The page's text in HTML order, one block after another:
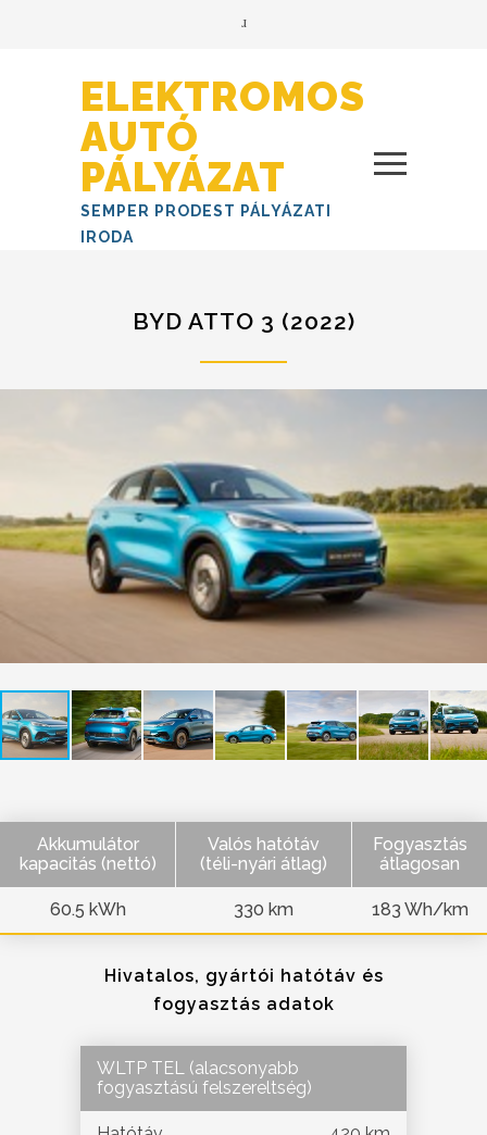
ELEKTROMOS
AUTÓ
PÁLYÁZAT
SEMPER PRODEST PÁLYÁZATI
IRODA
BYD ATTO 3 (2022)
Akkumulátor
kapacitás (nettó)
Valós hatótáv
(téli-nyári átlag)
Fogyasztás
átlagosan
60.5 kWh 330 km 183 Wh/km
Hivatalos, gyártói hatótáv és
fogyasztás adatok
WLTP TEL (alacsonyabb
fogyasztású felszereltség)